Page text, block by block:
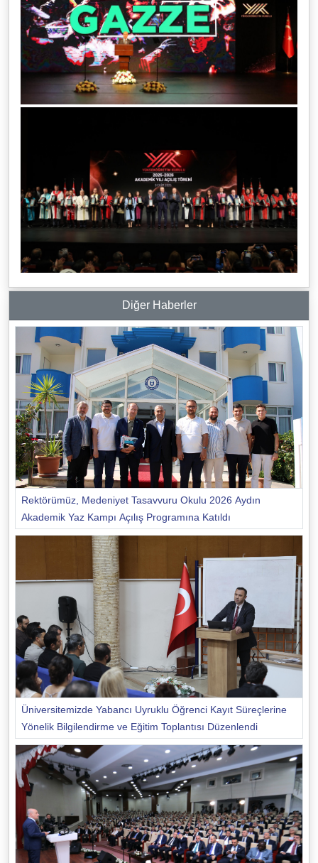
Diğer Haberler
Rektörümüz, Medeniyet Tasavvuru Okulu 2026 Aydın
Akademik Yaz Kampı Açılış Programına Katıldı
Üniversitemizde Yabancı Uyruklu Öğrenci Kayıt Süreçlerine
Yönelik Bilgilendirme ve Eğitim Toplantısı Düzenlendi